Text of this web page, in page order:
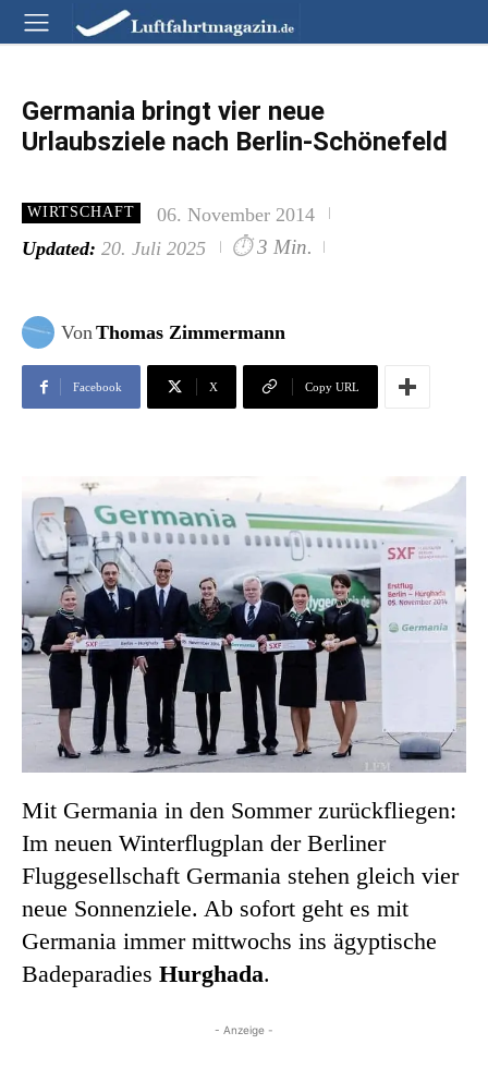
Germania bringt vier neue
Urlaubsziele nach Berlin-Schönefeld
WIRTSCHAFT
06. November 2014
Updated: 20. Juli 2025 ⏱ 3 Min.
VonThomas Zimmermann
Facebook X Copy URL
Mit Germania in den Sommer zurückfliegen:
Im neuen Winterflugplan der Berliner
Fluggesellschaft Germania stehen gleich vier
neue Sonnenziele. Ab sofort geht es mit
Germania immer mittwochs ins ägyptische
Badeparadies Hurghada.
- Anzeige -